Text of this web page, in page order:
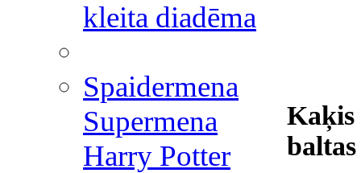
kleita diadēma
Spaidermena
Supermena
Harry Potter
Kaķis